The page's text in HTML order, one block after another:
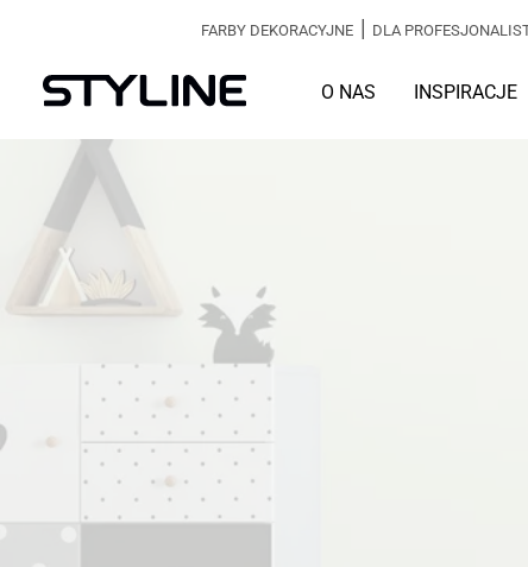
FARBY DEKORACYJNE | DLA
O NAS INSPIRACJE